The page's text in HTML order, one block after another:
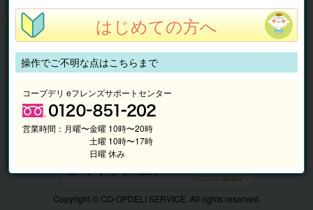
くらしのサービス
このサイトの使い方
マイページ
Copyright © CO-OPDELI SERVICE. All rights reserved.
はじめての方へ
操作でご不明な点はこちらまで
コープデリ eフレンズサポートセンター
営業時間： 月曜〜金曜 10時〜20時
土曜 10時〜17時
日曜 休み